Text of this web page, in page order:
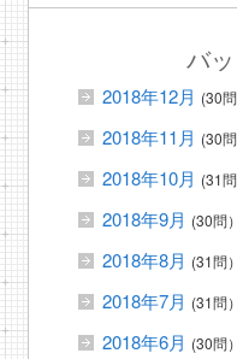
バ
2018年12月 (30問
2018年11月 (30問
2018年10月 (31問
2018年9月 (30問）
2018年8月 (31問）
2018年7月 (31問）
2018年6月 (30問）